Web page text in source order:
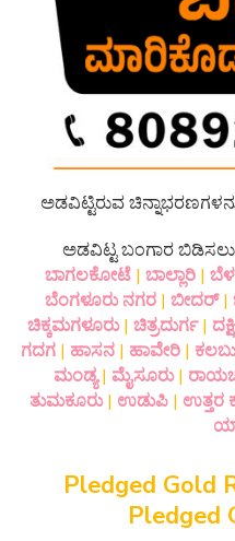
ಅಡವಿಟ್ಟಿರುವ
ಅಡವಿಟ್ಟ ಬಂಗಾರ
ಬಾಗಲಕೋಟೆ | ಬಾಲ್ಲಾರಿ |
ಬೆಂಗಳೂರು ನಗರ | ಬೀದರ್|
ಚಿಕ್ಕಮಗಳೂರು | ಚಿತ್ರದುರ್ಗ|
ಗದಗ | ಹಾಸನ | ಹಾವೇರಿ |
ಮಂಡ್ಯ| ಮೈಸೂರು |
ತುಮಕೂರು | ಉಡುಪಿ | ಉತ್ತರ
Pledged Gold
Pledged